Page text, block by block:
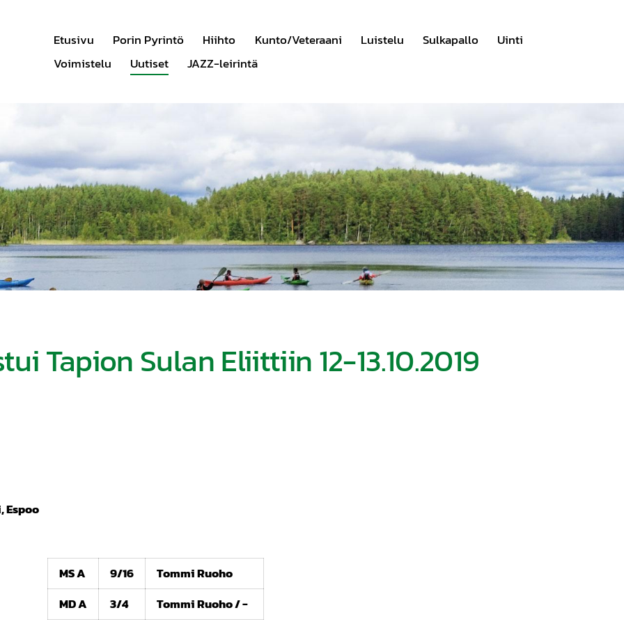
Etusivu Porin Pyrintö Hiihto Kunto/Veteraani Luistelu Sulkapallo
Uinti
Voimistelu
Uutiset JAZZ-leirintä
Tapion Sulan Eliittiin 12-13.10.2019
Espoo
MS A 9/16
Tommi Ruoho
MD A
3/4 Tommi Ruoho / -